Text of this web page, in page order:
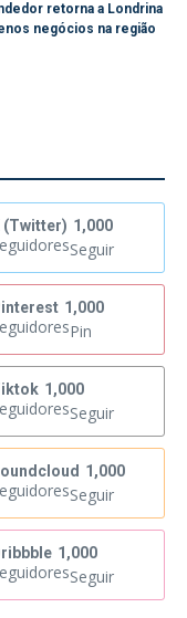
retorna a Londrina
negócios na região
(Twitter) 1,000
Seguir
1,000
Pin
1,000
Seguir
1,000
Seguir
1,000
Seguir